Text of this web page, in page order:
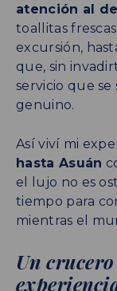
atención al
toallitas
excursión,
que, sin
servicio que
genuino.
Así viví mi
hasta Asuán
el lujo no es
tiempo para
mientras el
Un